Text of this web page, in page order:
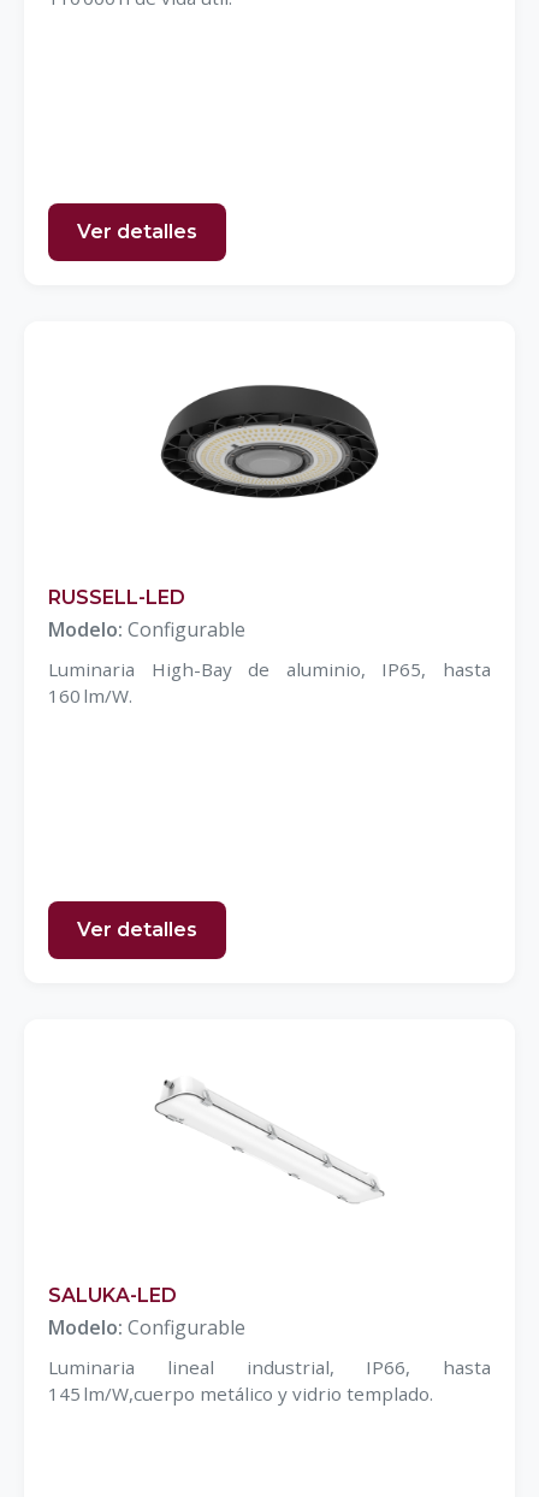
Ver detalles
RUSSELL-LED
Modelo: Configurable
Luminaria High-Bay de aluminio, IP65, hasta
160 lm/W.
Ver detalles
SALUKA-LED
Modelo: Configurable
Luminaria lineal industrial, IP66, hasta
145 lm/W,cuerpo metálico y vidrio templado.